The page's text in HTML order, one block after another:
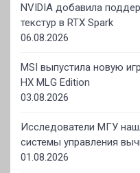
NVIDIA добавила
текстур в RTX Spark
06.08.2026
MSI выпустила новую
HX MLG Edition
03.08.2026
Исследователи МГУ
системы управления
01.08.2026